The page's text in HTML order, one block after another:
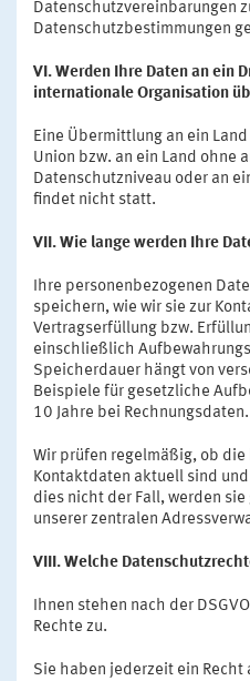
Datenschutzvereinbarungen
Datenschutzbestimmungen
VI. Werden Ihre Daten an ein
internationale Organisation
Eine Übermittlung an ein
Union bzw. an ein Land ohne
Datenschutzniveau oder an
findet nicht statt.
VII. Wie lange werden Ihre
Ihre personenbezogenen
speichern, wie wir sie zur
Vertragserfüllung bzw.
einschließlich
Speicherdauer hängt von
Beispiele für gesetzliche
10 Jahre bei Rechnungsdaten.
Wir prüfen regelmäßig, ob
Kontaktdaten aktuell sind
dies nicht der Fall, werden
unserer zentralen
VIII. Welche
Ihnen stehen nach der
Rechte zu.
Sie haben jederzeit ein Recht